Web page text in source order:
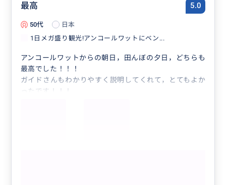
最高 5.0
50代
日本
1日メガ盛り観光!アンコールワットにベン...
アンコールワットからの朝日，田んぼの夕日，どちらも
最高でした！！！
ガイドさんもわかりやすく説明してくれて，とてもよか
ったです！！！